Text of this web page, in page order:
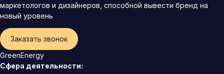
маркетологов и дизайнеров, способной вывести бренд на
новый уровень
Заказать звонок
GreenEnergy
Сфера деятельности: